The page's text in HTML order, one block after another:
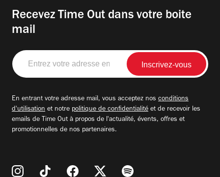
Recevez Time Out dans votre boite
mail
Entrez
votre
adresse
En entrant votre adresse mail, vous acceptez nos conditions
d'utilisation et notre politique de confidentialité et de recevoir les
emails de Time Out à propos de l'actualité, évents, offres et
promotionnelles de nos partenaires.